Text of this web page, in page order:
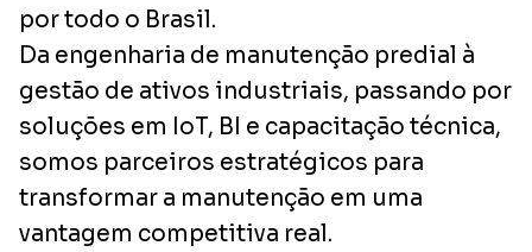
por todo o Brasil.
Da engenharia de manutenção predial à
gestão de ativos industriais, passando por
soluções em IoT, BI e capacitação técnica,
somos parceiros estratégicos para
transformar a manutenção em uma
vantagem competitiva real.